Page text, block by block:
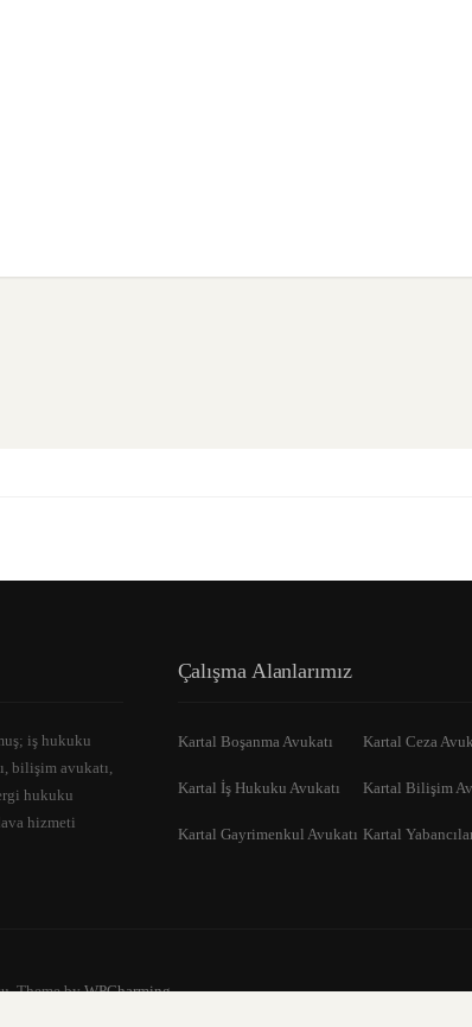
iş hukuku
bilişim avukatı,
hukuku
hizmeti
Çalışma Alanlarımız
Kartal Boşanma Avukatı Kartal Ceza
Kartal İş Hukuku Avukatı Kartal Bilişim
Kartal Gayrimenkul Avukatı Kartal
Theme byWPCharming